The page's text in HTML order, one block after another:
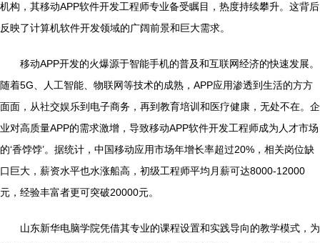
机构，其移动APP软件开发工程师专业备受瞩目，热度持续攀升。这背后
反映了计算机软件开发领域的广阔前景和巨大需求。
移动APP开发的火爆源于智能手机的普及和互联网经济的快速发展。
随着5G、人工智能、物联网等技术的成熟，APP应用渗透到生活的方方
面面，从社交娱乐到电子商务，再到教育培训和医疗健康，无处不在。企
业对高质量APP的需求激增，导致移动APP软件开发工程师成为人才市场
的‘香饽饽’。据统计，中国移动应用市场年增长率超过20%，相关岗位缺
口巨大，薪资水平也水涨船高，初级工程师平均月薪可达8000-12000
元，经验丰富者更可突破20000元。
山东新华电脑学院凭借其专业的课程设置和实践导向的教学模式，为